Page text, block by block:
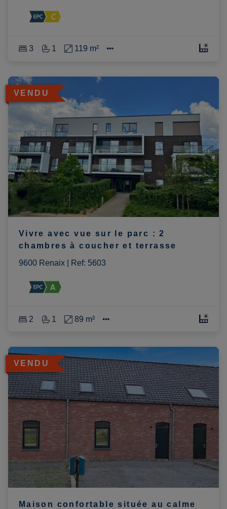
3 1 119 m²
VENDU
Vivre avec vue sur le parc : 2
chambres à coucher et terrasse
9600 Renaix
Ref: 5603
2 1 89 m²
VENDU
Maison confortable située au calme